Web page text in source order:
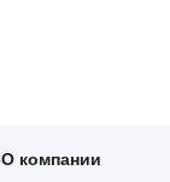
О компании